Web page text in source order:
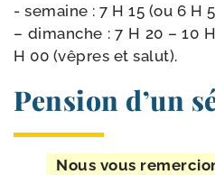
- semaine : 7 H 15 (ou 6 H
– dimanche : 7 H 20 – 10
H 00 (vêpres et salut).
Pension d’un
Nous vous